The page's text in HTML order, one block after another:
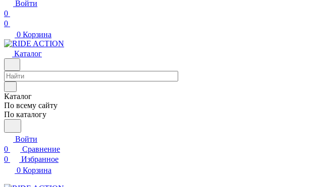
Войти
0
0
0 Корзина
Каталог
Каталог
По всему сайту
По каталогу
Войти
0
Сравнение
0
Избранное
0 Корзина